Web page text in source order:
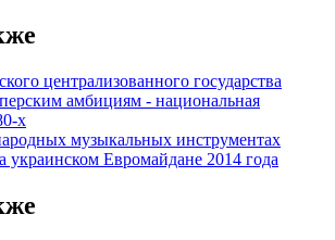
централизованного государства
амбициям - национальная
х
музыкальных инструментах
украинском Евромайдане 2014 года